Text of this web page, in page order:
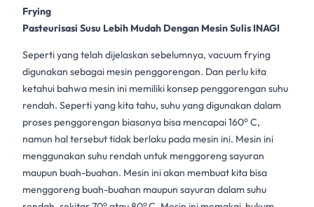
Frying
Pasteurisasi Susu Lebih Mudah Dengan Mesin Sulis INAGI
Seperti yang telah dijelaskan sebelumnya, vacuum frying
digunakan sebagai mesin penggorengan. Dan perlu kita
ketahui bahwa mesin ini memiliki konsep penggorengan suhu
rendah. Seperti yang kita tahu, suhu yang digunakan dalam
proses penggorengan biasanya bisa mencapai 160o C,
namun hal tersebut tidak berlaku pada mesin ini. Mesin ini
menggunakan suhu rendah untuk menggoreng sayuran
maupun buah-buahan. Mesin ini akan membuat kita bisa
menggoreng buah-buahan maupun sayuran dalam suhu
o o